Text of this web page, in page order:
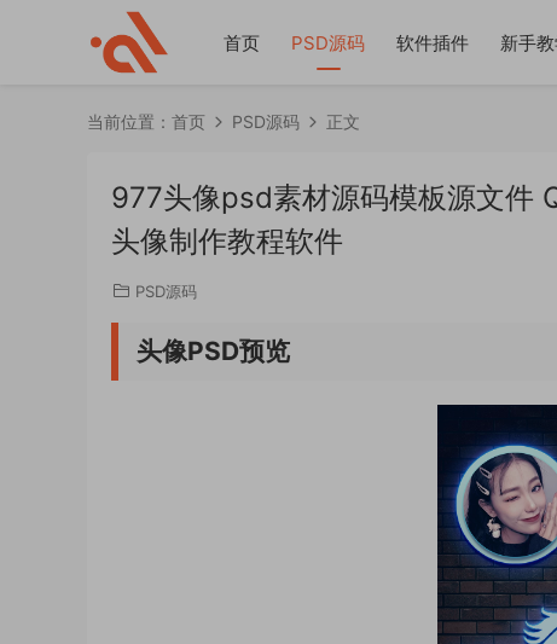
首页 PSD源码 软件插件 新手
当前位置： 首页 PSD源码 正文
977头像psd素材源码模板源文件
头像制作教程软件
PSD源码
头像PSD预览